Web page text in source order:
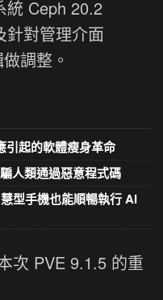
統 Ceph 20.2
針對管理介面
調整。
引起的軟體瘦身革命
人類通過惡意程式碼
型手機也能順暢執行 AI
次 PVE 9.1.5 的重